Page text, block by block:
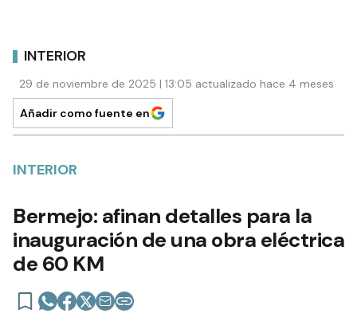
INTERIOR
29 de noviembre de 2025 | 13:05 actualizado hace 4 meses
Añadir como fuente en
INTERIOR
Bermejo: afinan detalles para la
inauguración de una obra eléctrica
de 60 KM